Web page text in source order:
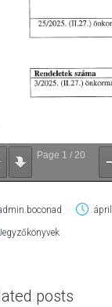
Page 1 / 20
posts